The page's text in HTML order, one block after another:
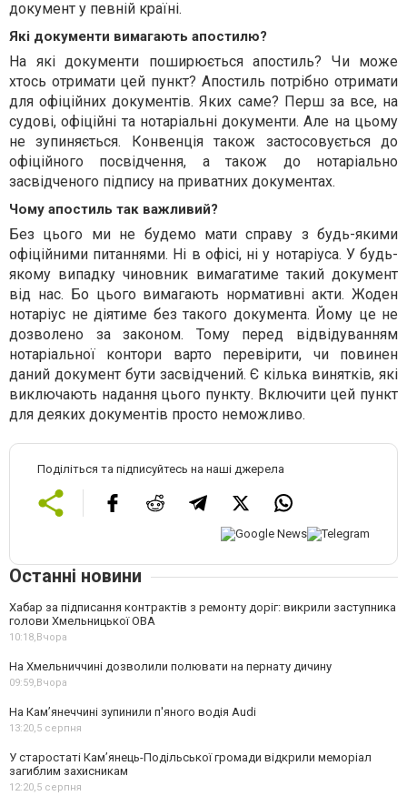
документ у певній країні.
Які документи вимагають апостилю?
На які документи поширюється апостиль? Чи може
хтось отримати цей пункт? Апостиль потрібно отримати
для офіційних документів. Яких саме? Перш за все, на
судові, офіційні та нотаріальні документи. Але на цьому
не зупиняється. Конвенція також застосовується до
офіційного посвідчення, а також до нотаріально
засвідченого підпису на приватних документах.
Чому апостиль так важливий?
Без цього ми не будемо мати справу з будь-якими
офіційними питаннями. Ні в офісі, ні у нотаріуса. У будь-
якому випадку чиновник вимагатиме такий документ
від нас. Бо цього вимагають нормативні акти. Жоден
нотаріус не діятиме без такого документа. Йому це не
дозволено за законом. Тому перед відвідуванням
нотаріальної контори варто перевірити, чи повинен
даний документ бути засвідчений. Є кілька винятків, які
виключають надання цього пункту. Включити цей пункт
для деяких документів просто неможливо.
Поділіться та підписуйтесь на наші джерела
Останні новини
Хабар за підписання контрактів з ремонту доріг: викрили заступника
голови Хмельницької ОВА
10:18,Вчора
На Хмельниччині дозволили полювати на пернату дичину
09:59,Вчора
На Камʼянеччині зупинили п'яного водія Audi
13:20,5 серпня
У старостаті Кам’янець-Подільської громади відкрили меморіал
загиблим захисникам
12:20,5 серпня